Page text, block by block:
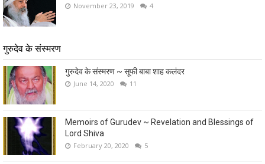
November 23, 2019 4
गुरुदेव के संस्मरण
गुरुदेव के संस्मरण ~ सूफी बाबा शाह कलंदर
June 14, 2020 11
Memoirs of Gurudev ~ Revelation and Blessings of
Lord Shiva
February 20, 2020 5